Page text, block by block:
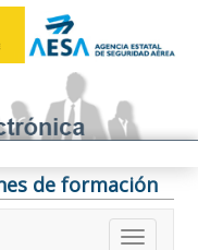
de formación